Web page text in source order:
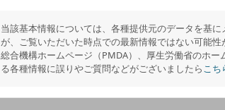
当該基本情報については、各種提供元のデータを基
が、ご覧いただいた時点での最新情報ではない可能
総合機構ホームページ（PMDA）、厚生労働省のホ
る各種情報に誤りやご質問などがございましたらこち